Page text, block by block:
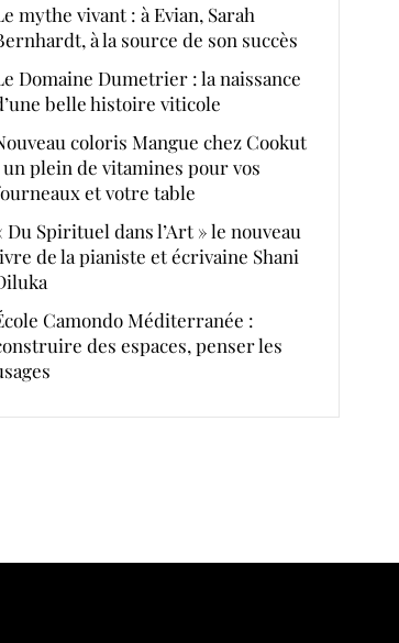
mythe vivant : à Evian, Sarah
à la source de son succès
Domaine Dumetrier : la naissance
belle histoire viticole
coloris Mangue chez Cookut
un plein de vitamines pour vos
et votre table
Du Spirituel dans l’Art » le nouveau
de la pianiste et écrivaine Shani
Camondo Méditerranée :
des espaces, penser les